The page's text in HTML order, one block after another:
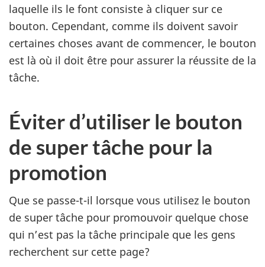
laquelle ils le font consiste à cliquer sur ce
bouton. Cependant, comme ils doivent savoir
certaines choses avant de commencer, le bouton
est là où il doit être pour assurer la réussite de la
tâche.
Éviter d’utiliser le bouton
de super tâche pour la
promotion
Que se passe-t-il lorsque vous utilisez le bouton
de super tâche pour promouvoir quelque chose
qui n’est pas la tâche principale que les gens
recherchent sur cette page?